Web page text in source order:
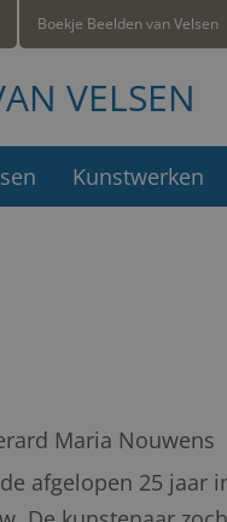
Boekje Beelden van Velsen
VELSEN
Kunstwerken
Maria Nouwens
afgelopen 25 jaar